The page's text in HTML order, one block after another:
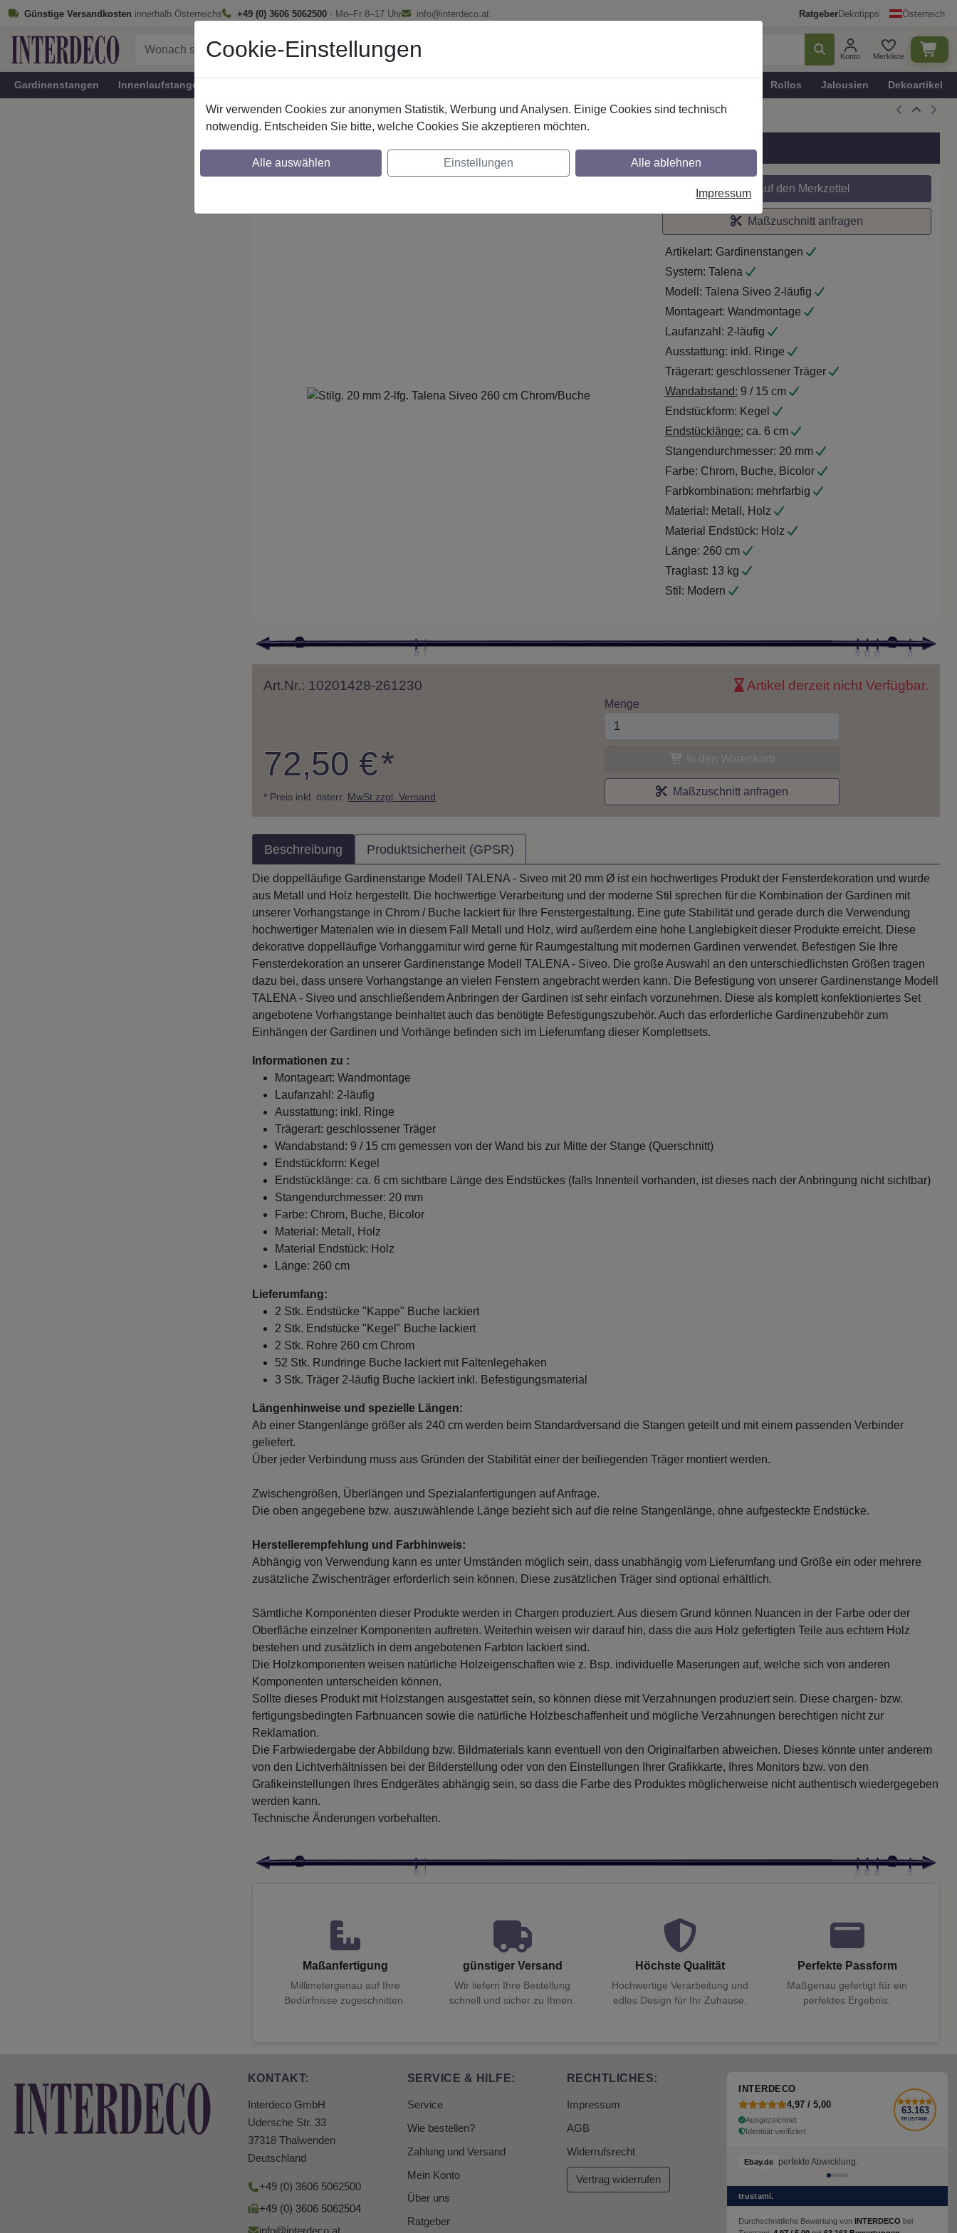
Günstige Versandkosten innerhalb Österreichs +49 (0) 3606 5062500 · Mo–Fr 8–17 Uhr info@interdeco.at RatgeberDekotipps Österreich
Konto Merkliste
Gardinenstangen Innenlaufstangen Rollos Jalousien Dekoartikel
Stilg. 20 mm 2-lfg. Talena Siveo 260 cm Chrom/Buche
Maßzuschnitt möglich
Auf den Merkzettel
Maßzuschnitt anfragen
Artikelart: Gardinenstangen
System: Talena
Modell: Talena Siveo 2-läufig
Montageart: Wandmontage
Laufanzahl: 2-läufig
Ausstattung: inkl. Ringe
Trägerart: geschlossener Träger
Wandabstand: 9 / 15 cm
Endstückform: Kegel
Endstücklänge: ca. 6 cm
Stangendurchmesser: 20 mm
Farbe: Chrom, Buche, Bicolor
Farbkombination: mehrfarbig
Material: Metall, Holz
Material Endstück: Holz
Länge: 260 cm
Traglast: 13 kg
Stil: Modern
Art.Nr.: 10201428-261230 Artikel derzeit nicht Verfügbar.
72,50 €*
* Preis inkl. österr. MwSt zzgl. Versand
Menge
Maßzuschnitt anfragen
Beschreibung Produktsicherheit (GPSR)
Die doppelläufige Gardinenstange Modell TALENA - Siveo mit 20 mm Ø ist ein hochwertiges Produkt der Fensterdekoration und wurde
aus Metall und Holz hergestellt. Die hochwertige Verarbeitung und der moderne Stil sprechen für die Kombination der Gardinen mit
unserer Vorhangstange in Chrom / Buche lackiert für Ihre Fenstergestaltung. Eine gute Stabilität und gerade durch die Verwendung
hochwertiger Materialen wie in diesem Fall Metall und Holz, wird außerdem eine hohe Langlebigkeit dieser Produkte erreicht. Diese
dekorative doppelläufige Vorhanggarnitur wird gerne für Raumgestaltung mit modernen Gardinen verwendet. Befestigen Sie Ihre
Fensterdekoration an unserer Gardinenstange Modell TALENA - Siveo. Die große Auswahl an den unterschiedlichsten Größen tragen
dazu bei, dass unsere Vorhangstange an vielen Fenstern angebracht werden kann. Die Befestigung von unserer Gardinenstange Modell
TALENA - Siveo und anschließendem Anbringen der Gardinen ist sehr einfach vorzunehmen. Diese als komplett konfektioniertes Set
angebotene Vorhangstange beinhaltet auch das benötigte Befestigungszubehör. Auch das erforderliche Gardinenzubehör zum
Einhängen der Gardinen und Vorhänge befinden sich im Lieferumfang dieser Komplettsets.
Informationen zu :
Montageart: Wandmontage
Laufanzahl: 2-läufig
Ausstattung: inkl. Ringe
Trägerart: geschlossener Träger
Wandabstand: 9 / 15 cm gemessen von der Wand bis zur Mitte der Stange (Querschnitt)
Endstückform: Kegel
Endstücklänge: ca. 6 cm sichtbare Länge des Endstückes (falls Innenteil vorhanden, ist dieses nach der Anbringung nicht sichtbar)
Stangendurchmesser: 20 mm
Farbe: Chrom, Buche, Bicolor
Material: Metall, Holz
Material Endstück: Holz
Länge: 260 cm
Lieferumfang:
2 Stk. Endstücke "Kappe" Buche lackiert
2 Stk. Endstücke "Kegel" Buche lackiert
2 Stk. Rohre 260 cm Chrom
52 Stk. Rundringe Buche lackiert mit Faltenlegehaken
3 Stk. Träger 2-läufig Buche lackiert inkl. Befestigungsmaterial
Längenhinweise und spezielle Längen:
Ab einer Stangenlänge größer als 240 cm werden beim Standardversand die Stangen geteilt und mit einem passenden Verbinder
geliefert.
Über jeder Verbindung muss aus Gründen der Stabilität einer der beiliegenden Träger montiert werden.
Zwischengrößen, Überlängen und Spezialanfertigungen auf Anfrage.
Die oben angegebene bzw. auszuwählende Länge bezieht sich auf die reine Stangenlänge, ohne aufgesteckte Endstücke.
Herstellerempfehlung und Farbhinweis:
Abhängig von Verwendung kann es unter Umständen möglich sein, dass unabhängig vom Lieferumfang und Größe ein oder mehrere
zusätzliche Zwischenträger erforderlich sein können. Diese zusätzlichen Träger sind optional erhältlich.
Sämtliche Komponenten dieser Produkte werden in Chargen produziert. Aus diesem Grund können Nuancen in der Farbe oder der
Oberfläche einzelner Komponenten auftreten. Weiterhin weisen wir darauf hin, dass die aus Holz gefertigten Teile aus echtem Holz
bestehen und zusätzlich in dem angebotenen Farbton lackiert sind.
Die Holzkomponenten weisen natürliche Holzeigenschaften wie z. Bsp. individuelle Maserungen auf, welche sich von anderen
Komponenten unterscheiden können.
Sollte dieses Produkt mit Holzstangen ausgestattet sein, so können diese mit Verzahnungen produziert sein. Diese chargen- bzw.
fertigungsbedingten Farbnuancen sowie die natürliche Holzbeschaffenheit und mögliche Verzahnungen berechtigen nicht zur
Reklamation.
Die Farbwiedergabe der Abbildung bzw. Bildmaterials kann eventuell von den Originalfarben abweichen. Dieses könnte unter anderem
von den Lichtverhältnissen bei der Bilderstellung oder von den Einstellungen Ihrer Grafikkarte, Ihres Monitors bzw. von den
Grafikeinstellungen Ihres Endgerätes abhängig sein, so dass die Farbe des Produktes möglicherweise nicht authentisch wiedergegeben
werden kann.
Technische Änderungen vorbehalten.
Maßanfertigung
Millimetergenau auf Ihre
Bedürfnisse zugeschnitten.
günstiger Versand
Wir liefern Ihre Bestellung
schnell und sicher zu Ihnen.
Höchste Qualität
Hochwertige Verarbeitung und
edles Design für Ihr Zuhause.
Perfekte Passform
Maßgenau gefertigt für ein
perfektes Ergebnis.
KONTAKT:
Interdeco GmbH
Udersche Str. 33
37318 Thalwenden
Deutschland
+49 (0) 3606 5062500
+49 (0) 3606 5062504
info@interdeco.at
SERVICE & HILFE:
Service
Wie bestellen?
Zahlung und Versand
Mein Konto
Über uns
Ratgeber
RECHTLICHES:
Impressum
AGB
Widerrufsrecht
Vertrag widerrufen
INTERDECO
4,97 / 5,00
Ausgezeichnet
Identität verifiziert
63.163
TRUSTAMI.
Ebay.de perfekte Abwicklung.
trustami.
Durchschnittliche Bewertung von INTERDECO bei
Cookie-Einstellungen
Wir verwenden Cookies zur anonymen Statistik, Werbung und Analysen. Einige Cookies sind technisch
notwendig. Entscheiden Sie bitte, welche Cookies Sie akzeptieren möchten.
Alle auswählen Einstellungen Alle ablehnen
Impressum